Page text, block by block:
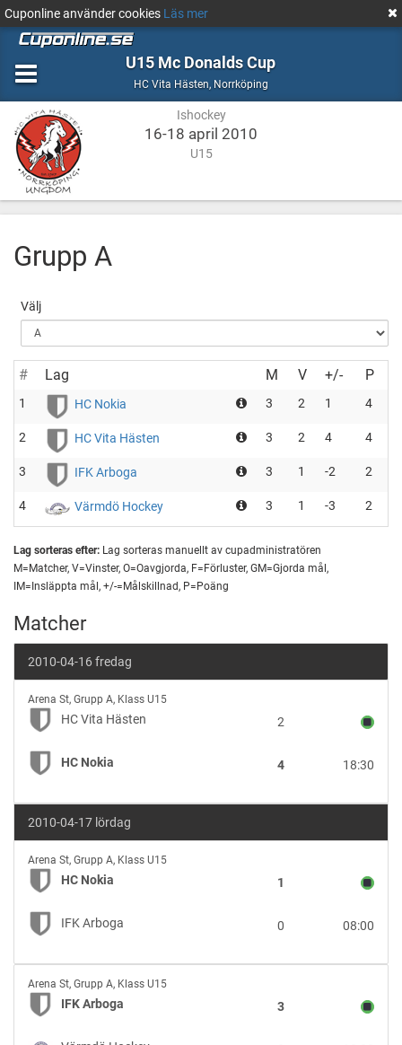
Cuponline använder cookies Läs mer
U15 Mc Donalds Cup
HC Vita Hästen, Ishockey
NorrköpingNorrköping
Ishockey
16-18 april 2010
U15
Grupp A
Välj
# Lag M V +/- P
1 HC Nokia 3 2 1 4
2 HC Vita Hästen 3 2 4 4
3 IFK Arboga 3 1 -2 2
4 Värmdö Hockey 3 1 -3 2
Lag sorteras efter: Lag sorteras manuellt av cupadministratören
M=Matcher, V=Vinster, O=Oavgjorda, F=Förluster, GM=Gjorda mål,
IM=Insläppta mål, +/-=Målskillnad, P=Poäng
Matcher
2010-04-16 fredag
HC
Vita
Hästen
vs
HC
Arena St, Grupp A, Klass U15
HC Vita Hästen 2
HC Nokia 18:30
4
2010-04-17 lördag
HC
Nokia
vs
IFK
Arboga
Arena St, Grupp A, Klass U15
HC Nokia 1
IFK Arboga 08:00
0
IFK
Arboga
vs
Arena St, Grupp A, Klass U15
IFK Arboga 3